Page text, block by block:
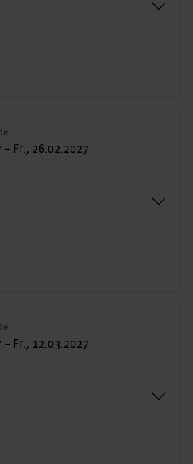
– Fr., 26.02.2027
– Fr., 12.03.2027